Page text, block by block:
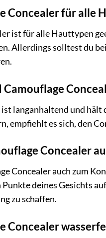
Concealer für alle
ist für alle Hauttypen
Allerdings solltest du
langanhaltend und hält
empfiehlt es sich, den
Concealer
Concealer auch zum
deines Gesichts
zu schaffen.
Concealer